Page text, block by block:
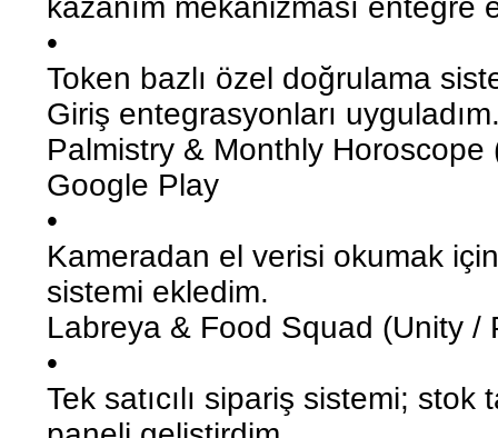
kazanım mekanizması entegre
•
Token bazlı özel doğrulama
Giriş entegrasyonları
Palmistry & Monthly
Google Play
•
Kameradan el verisi okumak
sistemi ekledim.
Labreya & Food Squad (Unity /
•
Tek satıcılı sipariş sistemi;